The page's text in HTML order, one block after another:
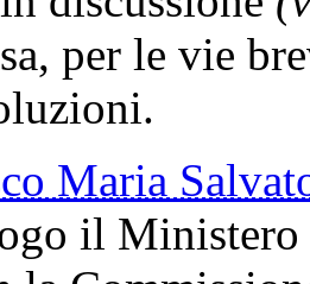
per le vie
Maria
il Ministero